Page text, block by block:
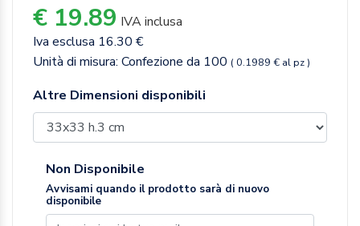
€ 19.89 IVA inclusa
Iva esclusa 16.30 €
Unità di misura: Confezione da 100 ( 0.1989 € al pz )
Altre Dimensioni disponibili
Non Disponibile
Avvisami quando il prodotto sarà di nuovo
disponibile